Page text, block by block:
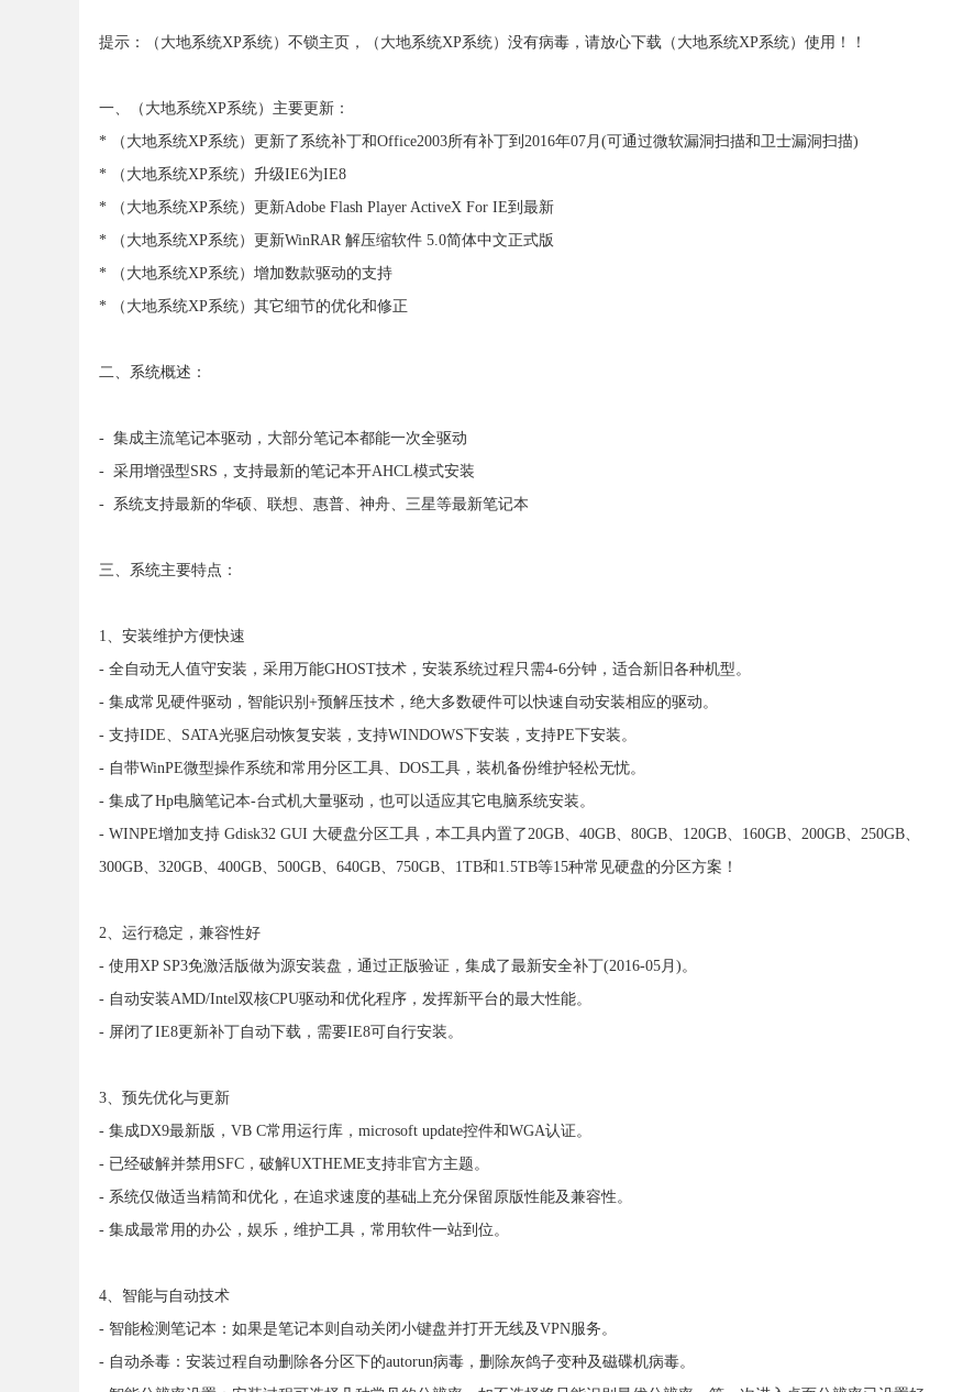
提示：（大地系统XP系统）不锁主页，（大地系统XP系统）没有病毒，请放心下载（大地系统XP系统）使用！！
一、（大地系统XP系统）主要更新：
* （大地系统XP系统）更新了系统补丁和Office2003所有补丁到2016年07月(可通过微软漏洞扫描和卫士漏洞扫描)
* （大地系统XP系统）升级IE6为IE8
* （大地系统XP系统）更新Adobe Flash Player ActiveX For IE到最新
* （大地系统XP系统）更新WinRAR 解压缩软件 5.0简体中文正式版
* （大地系统XP系统）增加数款驱动的支持
* （大地系统XP系统）其它细节的优化和修正
二、系统概述：
- 集成主流笔记本驱动，大部分笔记本都能一次全驱动
- 采用增强型SRS，支持最新的笔记本开AHCL模式安装
- 系统支持最新的华硕、联想、惠普、神舟、三星等最新笔记本
三、系统主要特点：
1、安装维护方便快速
- 全自动无人值守安装，采用万能GHOST技术，安装系统过程只需4-6分钟，适合新旧各种机型。
- 集成常见硬件驱动，智能识别+预解压技术，绝大多数硬件可以快速自动安装相应的驱动。
- 支持IDE、SATA光驱启动恢复安装，支持WINDOWS下安装，支持PE下安装。
- 自带WinPE微型操作系统和常用分区工具、DOS工具，装机备份维护轻松无忧。
- 集成了Hp电脑笔记本-台式机大量驱动，也可以适应其它电脑系统安装。
- WINPE增加支持 Gdisk32 GUI 大硬盘分区工具，本工具内置了20GB、40GB、80GB、120GB、160GB、200GB、250GB、
300GB、320GB、400GB、500GB、640GB、750GB、1TB和1.5TB等15种常见硬盘的分区方案！
2、运行稳定，兼容性好
- 使用XP SP3免激活版做为源安装盘，通过正版验证，集成了最新安全补丁(2016-05月)。
- 自动安装AMD/Intel双核CPU驱动和优化程序，发挥新平台的最大性能。
- 屏闭了IE8更新补丁自动下载，需要IE8可自行安装。
3、预先优化与更新
- 集成DX9最新版，VB C常用运行库，microsoft update控件和WGA认证。
- 已经破解并禁用SFC，破解UXTHEME支持非官方主题。
- 系统仅做适当精简和优化，在追求速度的基础上充分保留原版性能及兼容性。
- 集成最常用的办公，娱乐，维护工具，常用软件一站到位。
4、智能与自动技术
- 智能检测笔记本：如果是笔记本则自动关闭小键盘并打开无线及VPN服务。
- 自动杀毒：安装过程自动删除各分区下的autorun病毒，删除灰鸽子变种及磁碟机病毒。